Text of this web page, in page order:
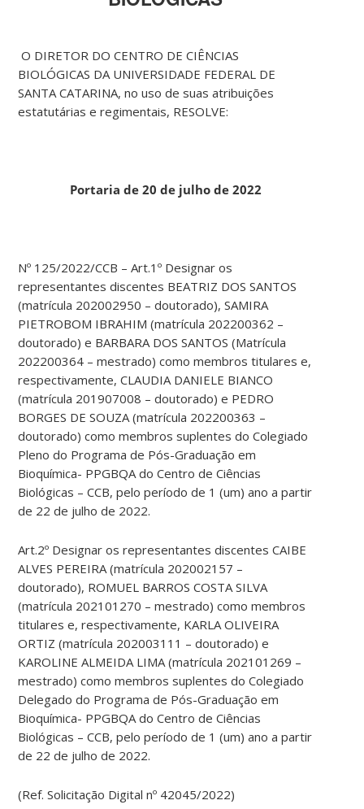
O DIRETOR DO CENTRO DE CIÊNCIAS
BIOLÓGICAS DA UNIVERSIDADE FEDERAL DE
SANTA CATARINA, no uso de suas atribuições
estatutárias e regimentais, RESOLVE:
Portaria de 20 de julho de 2022
Nº 125/2022/CCB – Art.1º Designar os
representantes discentes BEATRIZ DOS SANTOS
(matrícula 202002950 – doutorado), SAMIRA
PIETROBOM IBRAHIM (matrícula 202200362 –
doutorado) e BARBARA DOS SANTOS (Matrícula
202200364 – mestrado) como membros titulares e,
respectivamente, CLAUDIA DANIELE BIANCO
(matrícula 201907008 – doutorado) e PEDRO
BORGES DE SOUZA (matrícula 202200363 –
doutorado) como membros suplentes do Colegiado
Pleno do Programa de Pós-Graduação em
Bioquímica- PPGBQA do Centro de Ciências
Biológicas – CCB, pelo período de 1 (um) ano a partir
de 22 de julho de 2022.
Art.2º Designar os representantes discentes CAIBE
ALVES PEREIRA (matrícula 202002157 –
doutorado), ROMUEL BARROS COSTA SILVA
(matrícula 202101270 – mestrado) como membros
titulares e, respectivamente, KARLA OLIVEIRA
ORTIZ (matrícula 202003111 – doutorado) e
KAROLINE ALMEIDA LIMA (matrícula 202101269 –
mestrado) como membros suplentes do Colegiado
Delegado do Programa de Pós-Graduação em
Bioquímica- PPGBQA do Centro de Ciências
Biológicas – CCB, pelo período de 1 (um) ano a partir
de 22 de julho de 2022.
(Ref. Solicitação Digital nº 42045/2022)